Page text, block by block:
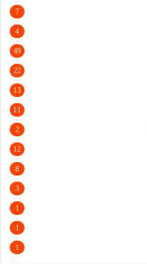
7
4
49
22
13
11
2
12
8
3
1
1
1